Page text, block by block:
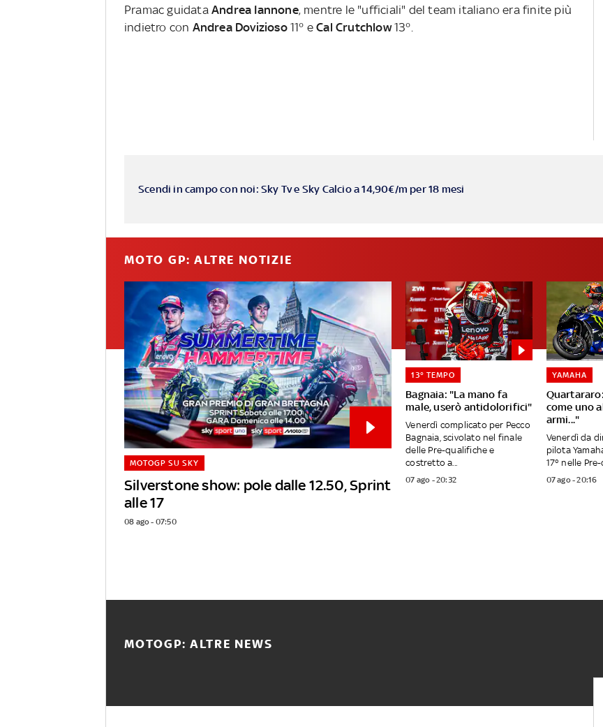
Pramac guidata Andrea Iannone, mentre le "ufficiali" del team italiano era finite più
indietro con Andrea Dovizioso11° eCal Crutchlow13°.
Scendi in campo con noi: Sky Tv e Sky Calcio a 14,90€/m per 18 mesi
MOTO GP: ALTRE NOTIZIE
Silverstone show: pole dalle 12.50, Sprint
alle 17
MOTOGP SU SKY
08 ago - 07:50
Bagnaia: "La mano fa
male, userò antidolorifici"
13° TEMPO
Venerdì complicato per Pecco
Bagnaia, scivolato nel finale
delle Pre-qualifiche e
costretto a...
07 ago - 20:32
come uno
armi..."
YAMAHA
Venerdì da
pilota
17° nelle
07 ago - 20:16
MOTOGP: ALTRE NEWS